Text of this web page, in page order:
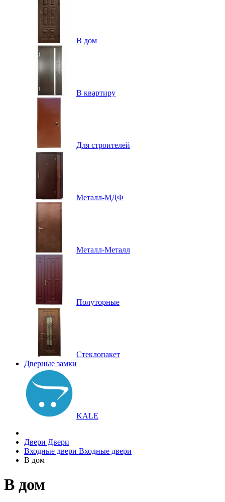
В дом
В квартиру
Для строителей
Металл-МДФ
Металл-Металл
Полуторные
Стеклопакет
Дверные замки
KALE
Двери Двери
Входные двери Входные двери
В дом
В дом